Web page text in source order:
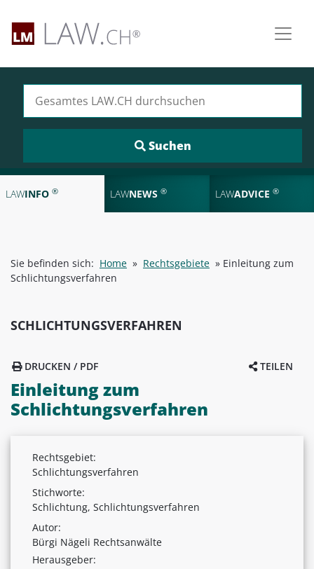
LAWINFO ® LAWNEWS ® LAWADVICE ®
Sie befinden sich: Home » Rechtsgebiete » Einleitung zum
Schlichtungsverfahren
SCHLICHTUNGSVERFAHREN
TEILEN
DRUCKEN / PDF
Einleitung zum
Schlichtungsverfahren
Rechtsgebiet:
Schlichtungsverfahren
Stichworte:
Schlichtung, Schlichtungsverfahren
Autor:
Bürgi Nägeli Rechtsanwälte
Herausgeber: